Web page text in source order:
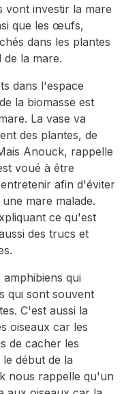
vont investir la mare
que les œufs,
dans les plantes
de la mare.
dans l'espace
la biomasse est
La vase va
des plantes, de
Anouck, rappelle
voué à être
afin d'éviter
mare malade.
ce qu'est
des trucs et
qui
qui sont souvent
C'est aussi la
oiseaux car les
de cacher les
début de la
nous rappelle qu'un